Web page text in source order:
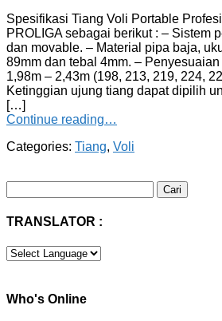
Spesifikasi Tiang Voli Portable
PROLIGA sebagai berikut : – Sistem
dan movable. – Material pipa baja,
89mm dan tebal 4mm. –
1,98m – 2,43m (198, 213, 219, 224,
Ketinggian ujung tiang dapat dipilih
[…]
Continue reading…
Categories: Tiang, Voli
untuk:
TRANSLATOR :
Who's Online